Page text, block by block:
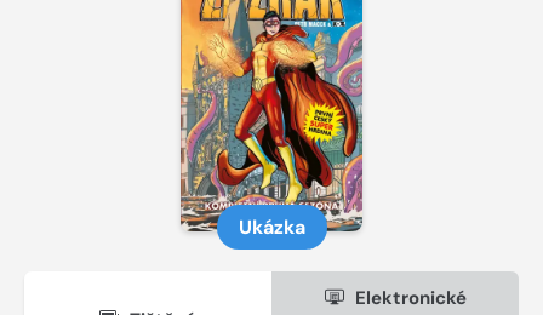
Ukázka
Elektronické